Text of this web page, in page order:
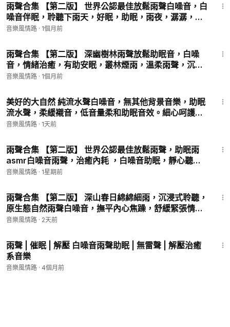
雨聲合集 【第二版】 世界公認最佳放鬆雨聲白噪音，白
噪音伴眠，聆聽下雨天，好眠，助眠，雨夜，潺潺，專
注看書，冥想，舒緩，放鬆，遠離抑鬱，雨天自然音
音樂風情路 · 1個月前
雨聲合集 【第二版】 深幽樹林雨聲放鬆助眠音，白噪
音，情緒治癒，有助安眠，叢林煙雨，溫柔雨聲，沉浸
式專注學習備考背景音，輕鬆忙活， 細雨綿綿，時光緩
音樂風情路 · 1個月前
美好的大自然 純流水聲白噪音，無其他背景音樂，助眠
流水聲，柔緩襯音，低音量柔和助眠音效。細心呵護聽
覺神經，引導兒童安穩入睡，營造溫和哄睡氛圍，聲漸
音樂風情路 · 1天前
雨聲合集 【第二版】 世界公認最佳放鬆雨聲，助眠雨
asmr白噪音雨聲，治癒內耗 ，白噪音助眠，靜心聽雨
聲減少內耗，溫柔雨聲治癒疲憊，內心安然，聽雨煮
音樂風情路 · 1星期前
雨聲合集 【第二版】 深山春日綿綿細雨，沉浸式聆聽，
原生態自然雨聲白噪音，撫平內心焦躁，舒緩緊張情
緒，失眠多夢必聽，解壓助眠超安心
音樂風情路 · 2天前
雨聲 | 催眠 | 解壓 白噪音雨聲助眠 | 無雷聲 | 解壓治癒
系音樂
音樂風情路 · 4個月前